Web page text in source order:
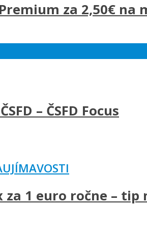
za 2,50€ na
– ČSFD Focus
za 1 euro ročne –